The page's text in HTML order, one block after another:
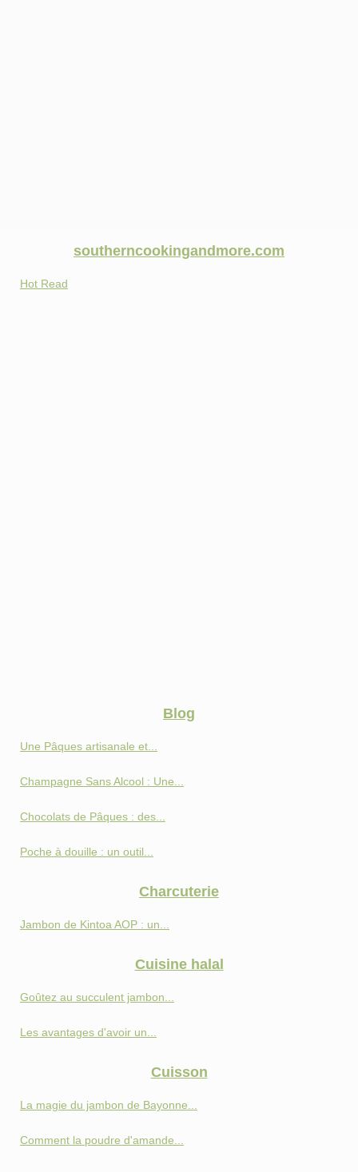
southerncookingandmore.com
Hot Read
Blog
Une Pâques artisanale et...
Champagne Sans Alcool : Une...
Chocolats de Pâques : des...
Poche à douille : un outil...
Charcuterie
Jambon de Kintoa AOP : un...
Cuisine halal
Goûtez au succulent jambon...
Les avantages d'avoir un...
Cuisson
La magie du jambon de Bayonne...
Comment la poudre d'amande...